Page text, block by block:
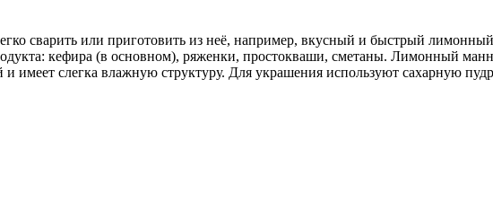
сварить или приготовить из неё, например, вкусный и быстрый
кефира (в основном), ряженки, простокваши, сметаны. Лимонный
имеет слегка влажную структуру. Для украшения используют сахарную